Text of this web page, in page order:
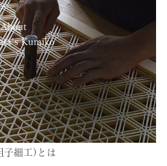
About
Kumiko
子細工)とは